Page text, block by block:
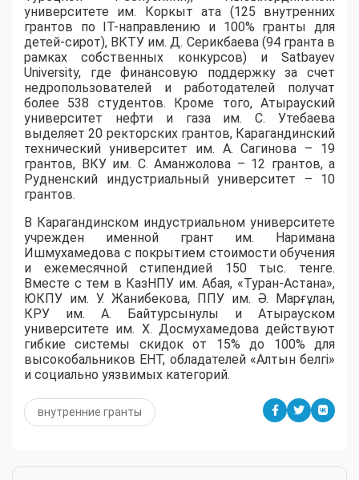
университете им. Коркыт ата (125 внутренних
грантов по IT-направлению и 100% гранты для
детей-сирот), ВКТУ им. Д. Серикбаева (94 гранта в
рамках собственных конкурсов) и Satbayev
University, где финансовую поддержку за счет
недропользователей и работодателей получат
более 538 студентов. Кроме того, Атырауский
университет нефти и газа им. С. Утебаева
выделяет 20 ректорских грантов, Карагандинский
технический университет им. А. Сагинова – 19
грантов, ВКУ им. С. Аманжолова – 12 грантов, а
Рудненский индустриальный университет – 10
грантов.
​В Карагандинском индустриальном университете
учрежден именной грант им. Наримана
Ишмухамедова с покрытием стоимости обучения
и ежемесячной стипендией 150 тыс. тенге.
Вместе с тем в КазНПУ им. Абая, «Туран-Астана»,
ЮКПУ им. У. Жанибекова, ППУ им. Ә. Марғұлан,
КРУ им. А. Байтурсынулы и Атырауском
университете им. Х. Досмухамедова действуют
гибкие системы скидок от 15% до 100% для
высокобальников ЕНТ, обладателей «Алтын белгі»
и социально уязвимых категорий.
внутренние гранты